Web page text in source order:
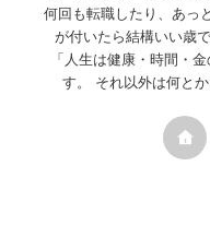
何回も転職したり、あっ
が付いたら結構いい歳
「人生は健康・時間・
す。 それ以外は何とか